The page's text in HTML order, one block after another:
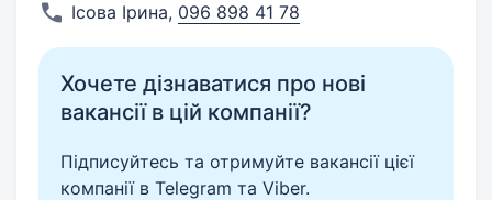
Ісова Ірина, 096 898 41 78
Хочете дізнаватися про нові
вакансії в цій компанії?
Підписуйтесь та отримуйте вакансії цієї
компанії в Telegram та Viber.